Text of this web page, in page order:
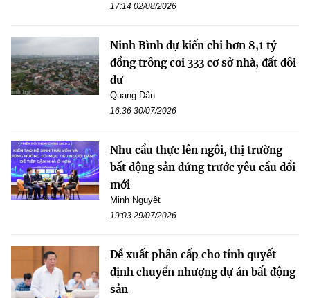
17:14 02/08/2026
Ninh Bình dự kiến chi hơn 8,1 tỷ
đồng trông coi 333 cơ sở nhà, đất dôi
dư
Quang Dân
16:36 30/07/2026
Nhu cầu thực lên ngôi, thị trường
bất động sản đứng trước yêu cầu đổi
mới
Minh Nguyệt
19:03 29/07/2026
Đề xuất phân cấp cho tỉnh quyết
định chuyển nhượng dự án bất động
sản